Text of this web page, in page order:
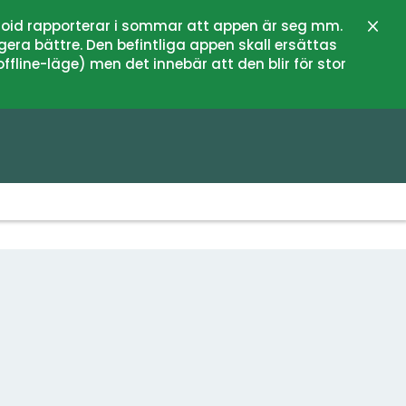
rapporterar i sommar att appen är seg mm.
bättre. Den befintliga appen skall ersättas
läge) men det innebär att den blir för stor
Close